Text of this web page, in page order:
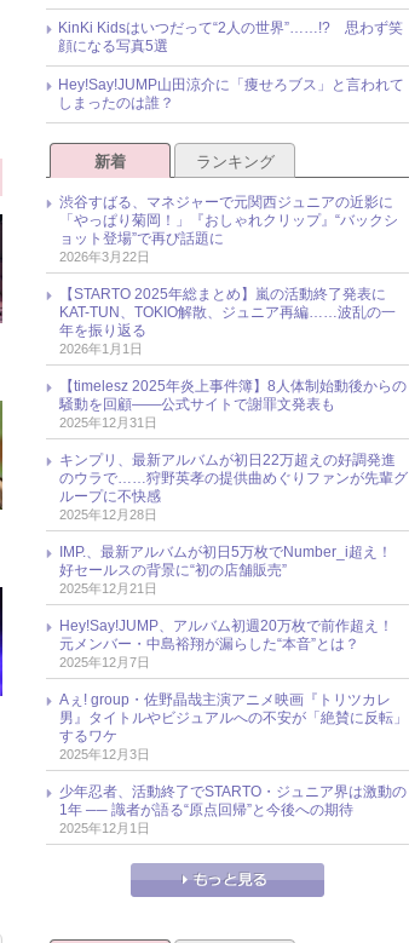
KinKi Kidsはいつだって“2人の世界”……!? 思わず笑
顔になる写真5選
Hey!Say!JUMP山田涼介に「痩せろブス」と言われて
しまったのは誰？
新着 ランキング
渋谷すばる、マネジャーで元関西ジュニアの近影に
「やっぱり菊岡！」『おしゃれクリップ』“バックシ
ョット登場”で再び話題に
2026年3月22日
【STARTO 2025年総まとめ】嵐の活動終了発表に
KAT-TUN、TOKIO解散、ジュニア再編……波乱の一
年を振り返る
2026年1月1日
【timelesz 2025年炎上事件簿】8人体制始動後からの
騒動を回顧――公式サイトで謝罪文発表も
2025年12月31日
キンプリ、最新アルバムが初日22万超えの好調発進
のウラで……狩野英孝の提供曲めぐりファンが先輩グ
ループに不快感
2025年12月28日
IMP.、最新アルバムが初日5万枚でNumber_i超え！
好セールスの背景に“初の店舗販売”
2025年12月21日
Hey!Say!JUMP、アルバム初週20万枚で前作超え！
元メンバー・中島裕翔が漏らした“本音”とは？
2025年12月7日
Aぇ! group・佐野晶哉主演アニメ映画『トリツカレ
男』タイトルやビジュアルへの不安が「絶賛に反転」
するワケ
2025年12月3日
少年忍者、活動終了でSTARTO・ジュニア界は激動の
1年 ── 識者が語る“原点回帰”と今後への期待
2025年12月1日